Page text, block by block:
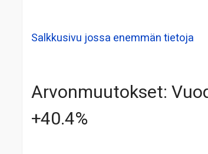
Salkkusivu jossa enemmän tietoja
Arvonmuutokset:
+40.4%